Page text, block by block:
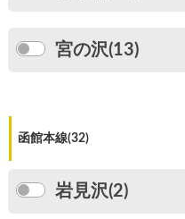
宮の沢(13)
函館本線(32)
岩見沢(2)